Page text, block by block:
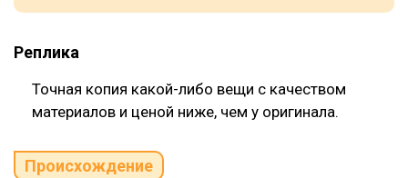
Реплика
Точная копия какой-либо вещи с качеством
материалов и ценой ниже, чем у оригинала.
Происхождение